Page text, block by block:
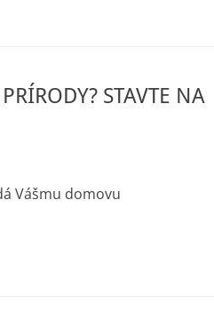
STAVTE NA
Vášmu domovu